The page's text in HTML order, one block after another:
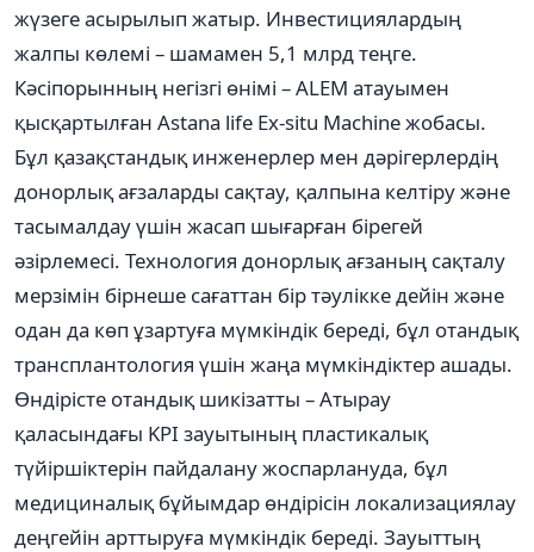
жүзеге асырылып жатыр. Инвестициялардың
жалпы көлемі – шамамен 5,1 млрд теңге.
Кәсіпорынның негізгі өнімі – ALEM атауымен
қысқартылған Astana life Ex-situ Machine жобасы.
Бұл қазақстандық инженерлер мен дәрігерлердің
донорлық ағзаларды сақтау, қалпына келтіру және
тасымалдау үшін жасап шығарған бірегей
әзірлемесі. Технология донорлық ағзаның сақталу
мерзімін бірнеше сағаттан бір тәулікке дейін және
одан да көп ұзартуға мүмкіндік береді, бұл отандық
трансплантология үшін жаңа мүмкіндіктер ашады.
Өндірісте отандық шикізатты – Атырау
қаласындағы KPI зауытының пластикалық
түйіршіктерін пайдалану жоспарлануда, бұл
медициналық бұйымдар өндірісін локализациялау
деңгейін арттыруға мүмкіндік береді. Зауыттың